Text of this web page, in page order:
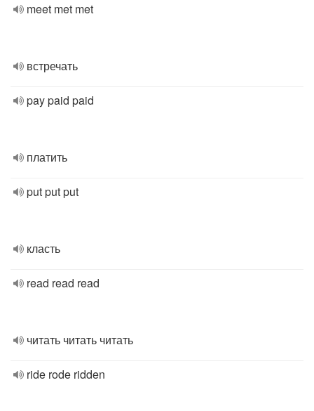
meet met met
встречать
pay paid paid
платить
put put put
класть
read read read
читать читать читать
ride rode ridden